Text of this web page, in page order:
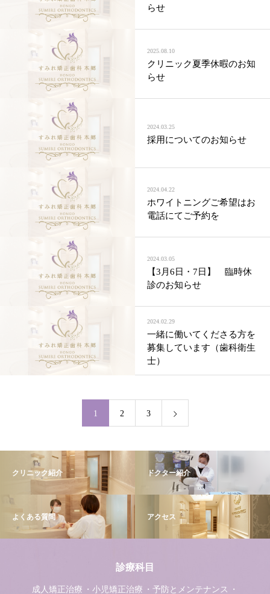
らせ
2025.08.10
クリニック夏季休暇のお知
らせ
2024.03.25
採用についてのお知らせ
2024.04.22
ホワイトニングご希望はお
電話にてご予約を
2024.03.05
【3月6日・7日】 臨時休
診のお知らせ
2024.02.29
一緒に働いてくださる方を
募集しています（歯科衛生
士）
1 2 3
クリニック紹介 ドクター紹介
よくある質問 アクセス
診療科目
成人矯正治療 小児矯正治療
予防とメンテナンス